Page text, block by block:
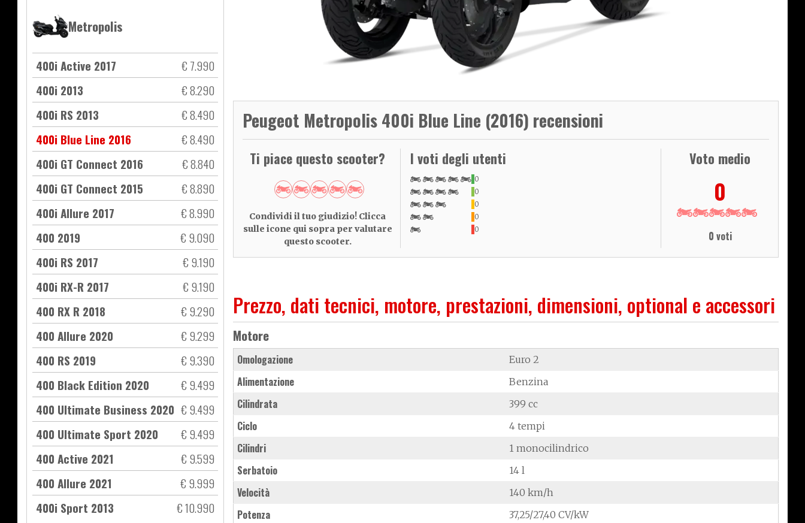
Metropolis
400i Active 2017
€ 7.990
400i 2013
€ 8.290
400i RS 2013
€ 8.490
400i Blue Line 2016
€ 8.490
400i GT Connect 2016
€ 8.840
400i GT Connect 2015
€ 8.890
400i Allure 2017
€ 8.990
400 2019
€ 9.090
400i RS 2017
€ 9.190
400i RX-R 2017
€ 9.190
400 RX R 2018
€ 9.290
400 Allure 2020
€ 9.299
400 RS 2019
€ 9.390
400 Black Edition 2020
€ 9.499
400 Ultimate Business 2020 € 9.499
400 Ultimate Sport 2020
€ 9.499
400 Active 2021
€ 9.599
400 Allure 2021
€ 9.999
400i Sport 2013
€ 10.990
Peugeot Metropolis 400i Blue Line (2016) recensioni
Ti piace questo scooter?
Condividi il tuo giudizio! Clicca
sulle icone qui sopra per valutare
questo scooter.
I voti degli utenti
0
0
0
0
0
Voto medio
0
0 voti
Prezzo, dati tecnici, motore, prestazioni, dimensioni, optional e accessori
Motore
Omologazione Euro 2
Alimentazione Benzina
Cilindrata 399 cc
Ciclo 4 tempi
Cilindri 1 monocilindrico
Serbatoio 14 l
Velocità 140 km/h
Potenza 37,25/27,40 CV/kW